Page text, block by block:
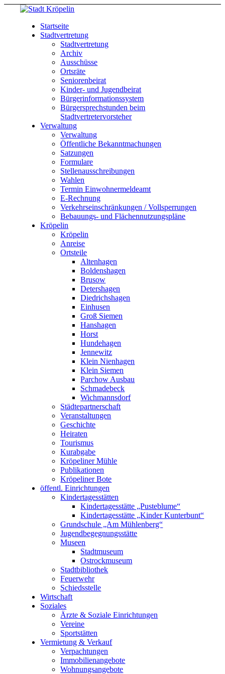
Startseite
Stadtvertretung
Stadtvertretung
Archiv
Ausschüsse
Ortsräte
Seniorenbeirat
Kinder- und Jugendbeirat
Bürgerinformationssystem
Bürgersprechstunden beim
Stadtvertretervorsteher
Verwaltung
Verwaltung
Öffentliche Bekanntmachungen
Satzungen
Formulare
Stellenausschreibungen
Wahlen
Termin Einwohnermeldeamt
E-Rechnung
Verkehrseinschränkungen / Vollsperrungen
Bebauungs- und Flächennutzungspläne
Kröpelin
Kröpelin
Anreise
Ortsteile
Altenhagen
Boldenshagen
Brusow
Detershagen
Diedrichshagen
Einhusen
Groß Siemen
Hanshagen
Horst
Hundehagen
Jennewitz
Klein Nienhagen
Klein Siemen
Parchow Ausbau
Schmadebeck
Wichmannsdorf
Städtepartnerschaft
Veranstaltungen
Geschichte
Heiraten
Tourismus
Kurabgabe
Kröpeliner Mühle
Publikationen
Kröpeliner Bote
öffentl. Einrichtungen
Kindertagesstätten
Kindertagesstätte „Pusteblume“
Kindertagesstätte „Kinder Kunterbunt“
Grundschule „Am Mühlenberg“
Jugendbegegnungsstätte
Museen
Stadtmuseum
Ostrockmuseum
Stadtbibliothek
Feuerwehr
Schiedsstelle
Wirtschaft
Soziales
Ärzte & Soziale Einrichtungen
Vereine
Sportstätten
Vermietung & Verkauf
Verpachtungen
Immobilienangebote
Wohnungsangebote